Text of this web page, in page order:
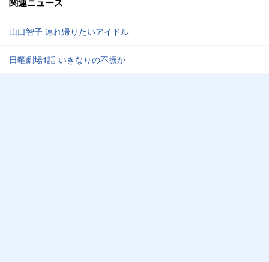
山口智子 連れ帰りたいアイドル
日曜劇場1話 いきなりの不振か